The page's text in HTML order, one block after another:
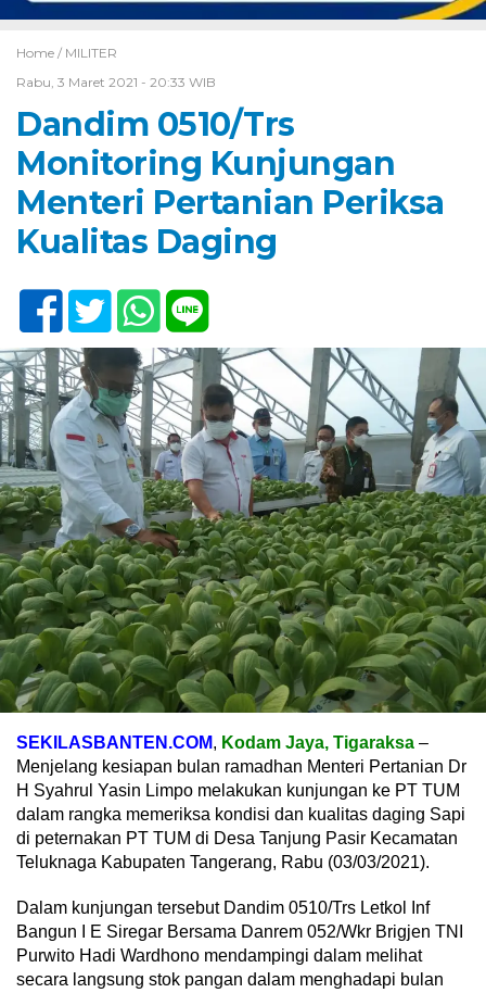
Home / MILITER
Rabu, 3 Maret 2021 - 20:33 WIB
Dandim 0510/Trs
Monitoring Kunjungan
Menteri Pertanian Periksa
Kualitas Daging
SEKILASBANTEN.COM, Kodam Jaya, Tigaraksa –
Menjelang kesiapan bulan ramadhan Menteri Pertanian Dr
H Syahrul Yasin Limpo melakukan kunjungan ke PT TUM
dalam rangka memeriksa kondisi dan kualitas daging Sapi
di peternakan PT TUM di Desa Tanjung Pasir Kecamatan
Teluknaga Kabupaten Tangerang, Rabu (03/03/2021).
Dalam kunjungan tersebut Dandim 0510/Trs Letkol Inf
Bangun I E Siregar Bersama Danrem 052/Wkr Brigjen TNI
Purwito Hadi Wardhono mendampingi dalam melihat
secara langsung stok pangan dalam menghadapi bulan